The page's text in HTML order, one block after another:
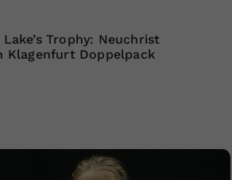
Trophy: Neuchrist
Klagenfurt Doppelpack